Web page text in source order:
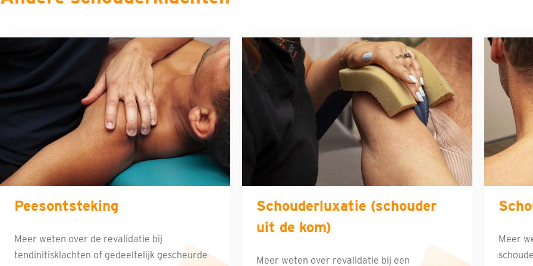
Peesontsteking
Meer weten over de revalidatie bij
tendinitisklachten of gedeeltelijk gescheurde
Schouderluxatie (schouder
uit de kom)
Meer weten over revalidatie bij een
Meer